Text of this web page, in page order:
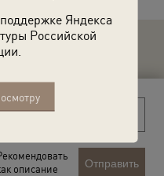
Яндекса
Российской
описание
Отправить